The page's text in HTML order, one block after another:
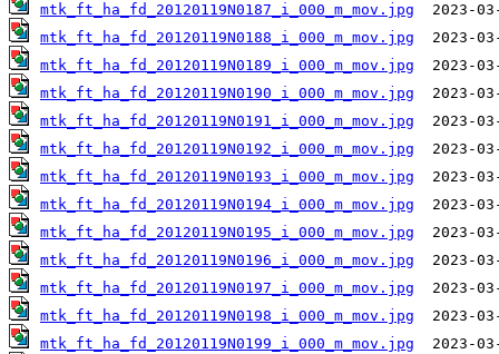
mtk_ft_ha_fd_20120119N0187_i_000_m_mov.jpg
mtk_ft_ha_fd_20120119N0188_i_000_m_mov.jpg
mtk_ft_ha_fd_20120119N0189_i_000_m_mov.jpg
mtk_ft_ha_fd_20120119N0190_i_000_m_mov.jpg
mtk_ft_ha_fd_20120119N0191_i_000_m_mov.jpg
mtk_ft_ha_fd_20120119N0192_i_000_m_mov.jpg
mtk_ft_ha_fd_20120119N0193_i_000_m_mov.jpg
mtk_ft_ha_fd_20120119N0194_i_000_m_mov.jpg
mtk_ft_ha_fd_20120119N0195_i_000_m_mov.jpg
mtk_ft_ha_fd_20120119N0196_i_000_m_mov.jpg
mtk_ft_ha_fd_20120119N0197_i_000_m_mov.jpg
mtk_ft_ha_fd_20120119N0198_i_000_m_mov.jpg
mtk_ft_ha_fd_20120119N0199_i_000_m_mov.jpg